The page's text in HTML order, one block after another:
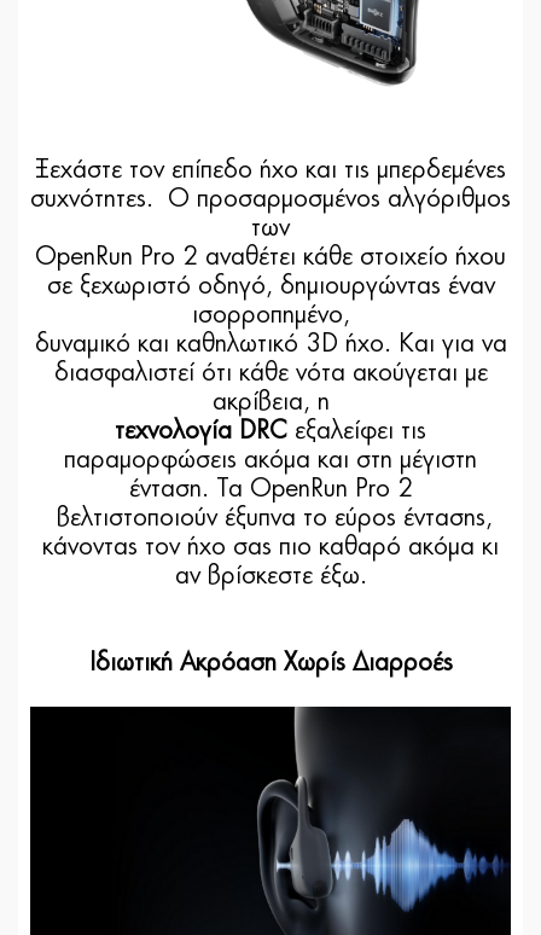
Ξεχάστε τον επίπεδο ήχο και τις μπερδεμένες
συχνότητες. Ο προσαρμοσμένος αλγόριθμος
των
OpenRun Pro 2 αναθέτει κάθε στοιχείο ήχου
σε ξεχωριστό οδηγό, δημιουργώντας έναν
ισορροπημένο,
δυναμικό και καθηλωτικό 3D ήχο. Και για να
διασφαλιστεί ότι κάθε νότα ακούγεται με
ακρίβεια, η
τεχνολογία DRC εξαλείφει τις
παραμορφώσεις ακόμα και στη μέγιστη
ένταση. Τα OpenRun Pro 2
βελτιστοποιούν έξυπνα το εύρος έντασης,
κάνοντας τον ήχο σας πιο καθαρό ακόμα κι
αν βρίσκεστε έξω.
Ιδιωτική Ακρόαση Χωρίς Διαρροές